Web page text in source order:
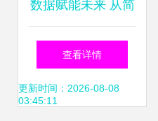
数据赋能未来 从简
单报表到可视化3.0
的深度剖析
查看详情
更新时间：2026-08-08
03:45:11